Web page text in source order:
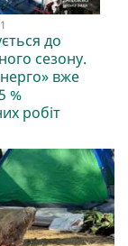
до
сезону.
вже
%
робіт